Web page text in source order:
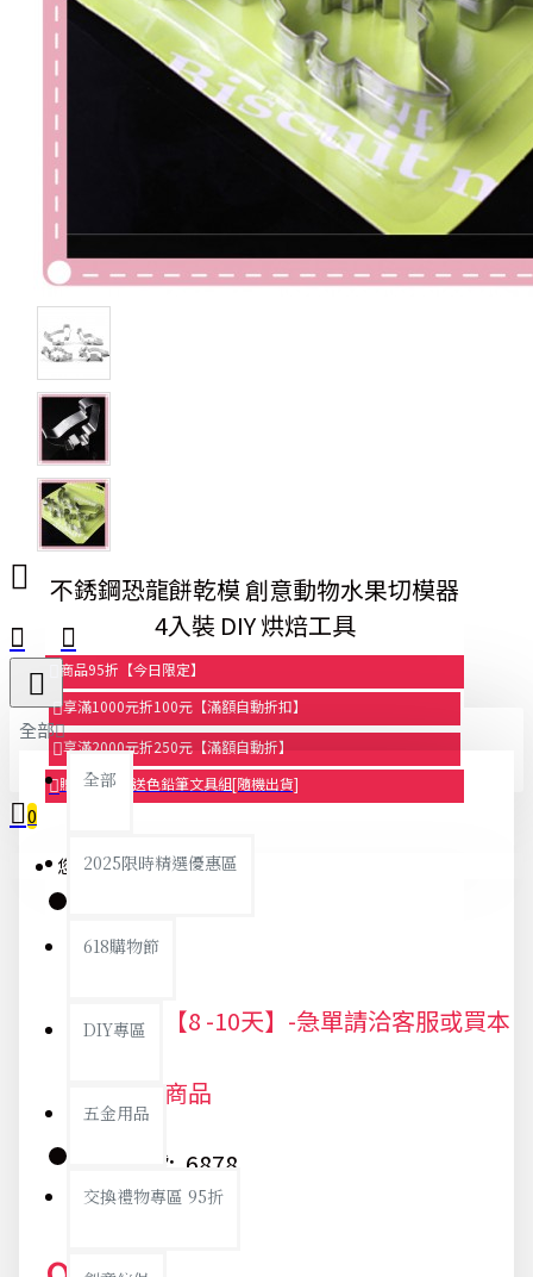
全部
全部
2025限時精選優惠區
618購物節
DIY專區
五金用品
交換禮物專區 95折
0
您的購物車內沒有商品！
不銹鋼恐龍餅乾模 創意動物水果切模器
4入裝 DIY 烘焙工具
商品95折【今日限定】
享滿1000元折100元【滿額自動折扣】
享滿2000元折250元【滿額自動折】
贈品-滿899送色鉛筆文具組[隨機出貨]
庫存:
出貨期【8 -10天】-急單請洽客服或買本
站現貨商品
貨號: 6878